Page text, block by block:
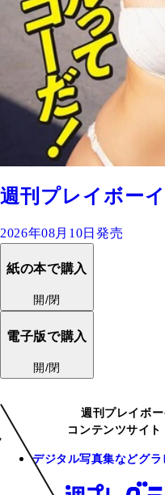
週刊プレイボー
2026年08月10日発売
紙の本で購入
開/閉
電子版で購入
開/閉
週刊プレイボ
コンテンツサイト
デジタル写真集などグ